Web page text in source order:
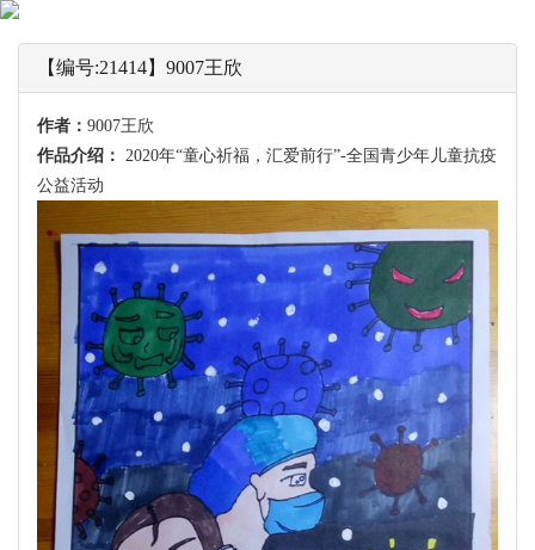
【编号:21414】9007王欣
作者： 9007王欣
作品介绍： 2020年“童心祈福，汇爱前行”-全国青少年儿童抗疫
公益活动